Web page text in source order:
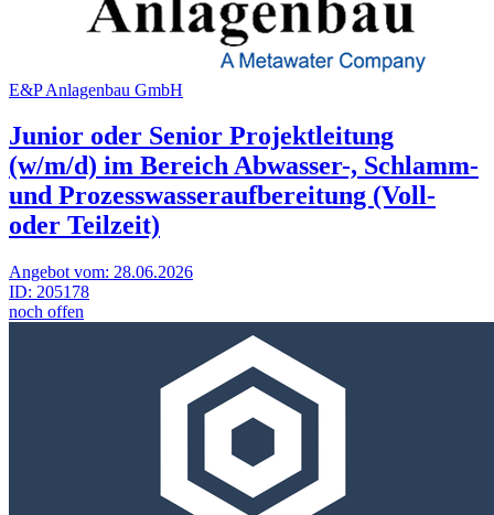
E&P Anlagenbau GmbH
Junior oder Senior Projektleitung
(w/m/d) im Bereich Abwasser-, Schlamm-
und Prozesswasseraufbereitung (Voll-
oder Teilzeit)
Angebot vom: 28.06.2026
ID: 205178
noch offen